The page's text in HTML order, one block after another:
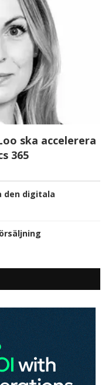
ska accelerera
365
den digitala